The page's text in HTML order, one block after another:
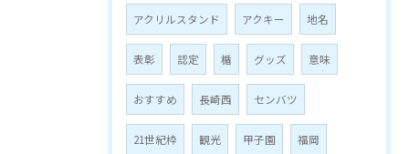
アクリルスタンド アクキー 地名
表彰 認定 楯 グッズ 意味
おすすめ 長崎西 センバツ
21世紀枠 観光 甲子園 福岡